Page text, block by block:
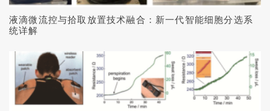
液滴微流控与拾取放置技术融合：新一代智能细胞分选系
统详解